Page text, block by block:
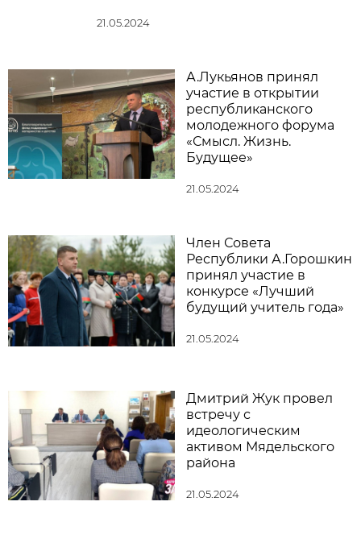
21.05.2024
А.Лукьянов принял
участие в открытии
республиканского
молодежного форума
«Смысл. Жизнь.
Будущее»
21.05.2024
Член Совета
Республики А.Горошкин
принял участие в
конкурсе «Лучший
будущий учитель года»
21.05.2024
Дмитрий Жук провел
встречу с
идеологическим
активом Мядельского
района
21.05.2024